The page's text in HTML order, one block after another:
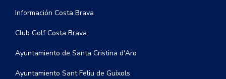
Información Costa Brava
Club Golf Costa Brava
Ayuntamiento de Santa Cristina d'Aro
Ayuntamiento Sant Feliu de Guíxols